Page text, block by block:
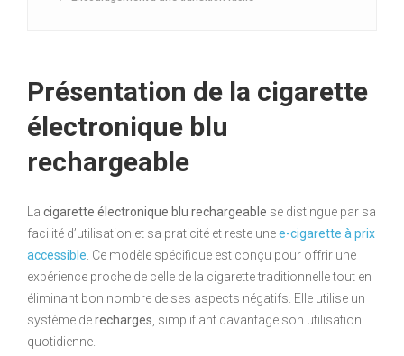
Présentation de la cigarette
électronique blu
rechargeable
La cigarette électronique blu rechargeable se distingue par sa
facilité d’utilisation et sa praticité et reste unee-cigarette à prix
accessible . Ce modèle spécifique est conçu pour offrir une
expérience proche de celle de la cigarette traditionnelle tout en
éliminant bon nombre de ses aspects négatifs. Elle utilise un
système derecharges , simplifiant davantage son utilisation
quotidienne.